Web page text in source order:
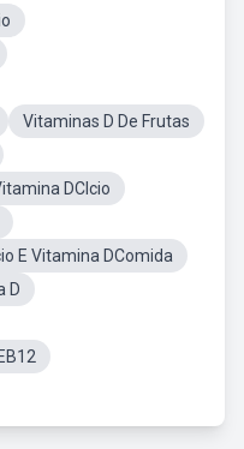
Vitaminas D De Frutas
DClcio
E Vitamina DComida
D